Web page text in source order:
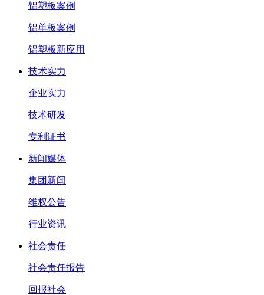
铝塑板案例
铝单板案例
铝塑板新应用
技术实力
企业实力
技术研发
专利证书
新闻媒体
集团新闻
维权公告
行业资讯
社会责任
社会责任报告
回报社会